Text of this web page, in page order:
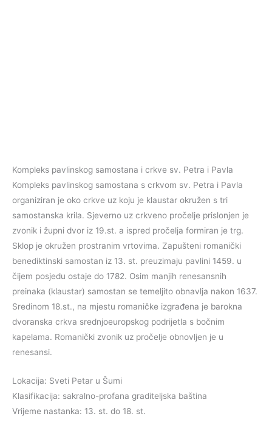
Kompleks pavlinskog samostana i crkve sv. Petra i Pavla
Kompleks pavlinskog samostana s crkvom sv. Petra i Pavla
organiziran je oko crkve uz koju je klaustar okružen s tri
samostanska krila. Sjeverno uz crkveno pročelje prislonjen je
zvonik i župni dvor iz 19.st. a ispred pročelja formiran je trg.
Sklop je okružen prostranim vrtovima. Zapušteni romanički
benediktinski samostan iz 13. st. preuzimaju pavlini 1459. u
čijem posjedu ostaje do 1782. Osim manjih renesansnih
preinaka (klaustar) samostan se temeljito obnavlja nakon 1637.
Sredinom 18.st., na mjestu romaničke izgrađena je barokna
dvoranska crkva srednjoeuropskog podrijetla s bočnim
kapelama. Romanički zvonik uz pročelje obnovljen je u
renesansi.
Lokacija: Sveti Petar u Šumi
Klasifikacija: sakralno-profana graditeljska baština
Vrijeme nastanka: 13. st. do 18. st.